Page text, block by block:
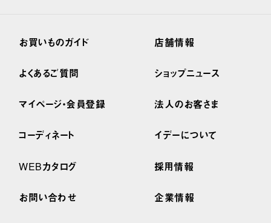
お買いものガイド
よくあるご質問
マイページ・会員登録
コーディネート
WEBカタログ
お問い合わせ
店舗情報
ショップニュース
法人のお客さま
イデーについて
採用情報
企業情報